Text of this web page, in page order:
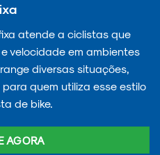
atende a ciclistas que
velocidade em ambientes
diversas situações,
quem utiliza esse estilo
de bike.
AGORA